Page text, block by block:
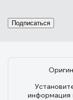
Подписаться
информация